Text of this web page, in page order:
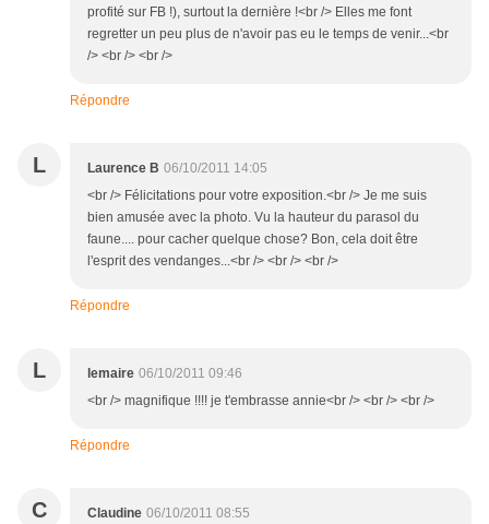
profité sur FB !), surtout la dernière !<br /> Elles me font
regretter un peu plus de n'avoir pas eu le temps de venir...<br
/> <br /> <br />
Répondre
L Laurence B 06/10/2011 14:05
<br /> Félicitations pour votre exposition.<br /> Je me suis
bien amusée avec la photo. Vu la hauteur du parasol du
faune.... pour cacher quelque chose? Bon, cela doit être
l'esprit des vendanges...<br /> <br /> <br />
Répondre
L lemaire 06/10/2011 09:46
<br /> magnifique !!!! je t'embrasse annie<br /> <br /> <br />
Répondre
C Claudine 06/10/2011 08:55